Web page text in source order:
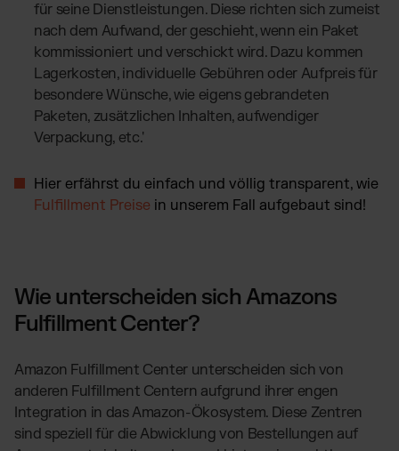
für seine Dienstleistungen. Diese richten sich zumeist
nach dem Aufwand, der geschieht, wenn ein Paket
kommissioniert und verschickt wird. Dazu kommen
Lagerkosten, individuelle Gebühren oder Aufpreis für
besondere Wünsche, wie eigens gebrandeten
Paketen, zusätzlichen Inhalten, aufwendiger
Verpackung, etc.'
Hier erfährst du einfach und völlig transparent, wie
Fulfillment Preise in unserem Fall aufgebaut sind!
Wie unterscheiden sich Amazons
Fulfillment Center?
Amazon Fulfillment Center unterscheiden sich von
anderen Fulfillment Centern aufgrund ihrer engen
Integration in das Amazon-Ökosystem. Diese Zentren
sind speziell für die Abwicklung von Bestellungen auf